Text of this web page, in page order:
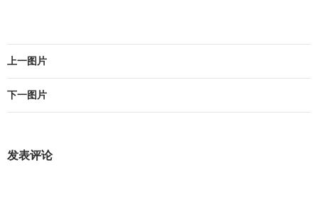
上一图片
下一图片
发表评论